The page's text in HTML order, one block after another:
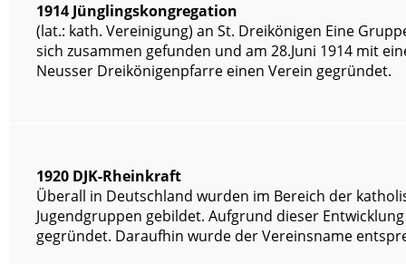
1914 Jünglingskongregation
(lat.: kath. Vereinigung) an St. Dreikönigen Eine
sich zusammen gefunden und am 28.Juni 1914 mit
Neusser Dreikönigenpfarre einen Verein gegründet.
1920 DJK-Rheinkraft
Überall in Deutschland wurden im Bereich der
Jugendgruppen gebildet. Aufgrund dieser
gegründet. Daraufhin wurde der Vereinsname